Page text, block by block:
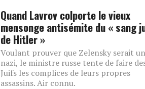
Quand Lavrov colporte le vieux
mensonge antisémite du « sang
de Hitler »
Voulant prouver que Zelensky serait un
nazi, le ministre russe tente de faire
Juifs les complices de leurs propres
assassins. Air connu.